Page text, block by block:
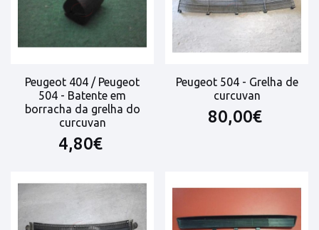
Peugeot 404 / Peugeot
504 - Batente em
borracha da grelha do
curcuvan
4,80€
Peugeot 504 - Grelha de
curcuvan
80,00€